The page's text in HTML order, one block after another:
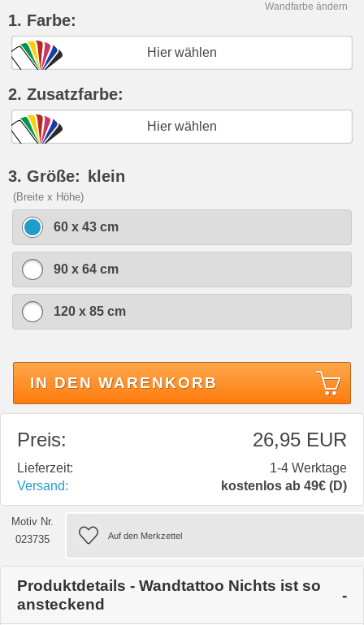
Wandfarbe ändern
1. Farbe:
Hier wählen
2. Zusatzfarbe:
Hier wählen
3. Größe: klein
(Breite x Höhe)
60 x 43 cm
90 x 64 cm
120 x 85 cm
IN DEN WARENKORB
Preis: 26,95 EUR
Lieferzeit:
1-4 Werktage
Versand:
kostenlos ab 49€ (D)
Motiv Nr.
023735
Produktdetails - Wandtattoo Nichts ist so
ansteckend